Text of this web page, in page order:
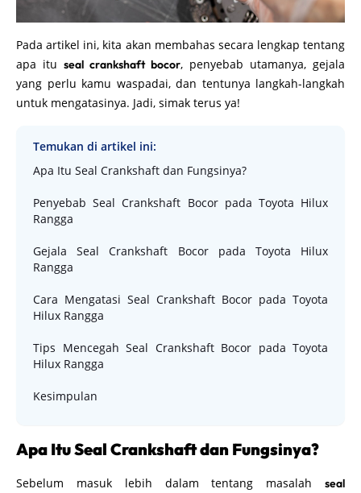
Pada artikel ini, kita akan membahas secara lengkap tentang
apa itu seal crankshaft bocor, penyebab utamanya, gejala
yang perlu kamu waspadai, dan tentunya langkah-langkah
untuk mengatasinya. Jadi, simak terus ya!
Temukan di artikel ini:
Apa Itu Seal Crankshaft dan Fungsinya?
Penyebab Seal Crankshaft Bocor pada Toyota Hilux
Rangga
Gejala Seal Crankshaft Bocor pada Toyota Hilux
Rangga
Cara Mengatasi Seal Crankshaft Bocor pada Toyota
Hilux Rangga
Tips Mencegah Seal Crankshaft Bocor pada Toyota
Hilux Rangga
Kesimpulan
Apa Itu Seal Crankshaft dan Fungsinya?
Sebelum masuk lebih dalam tentang masalah seal